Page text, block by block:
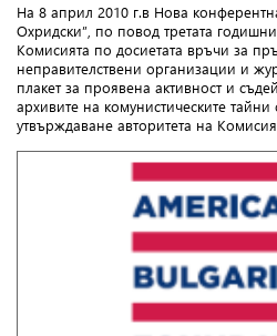
На 8 април 2010 г.в Нова
Охридски”, по повод третата
Комисията по досиетата връчи за
неправителствени организации и
плакет за проявена активност и
архивите на комунистическите
утвърждаване авторитета на